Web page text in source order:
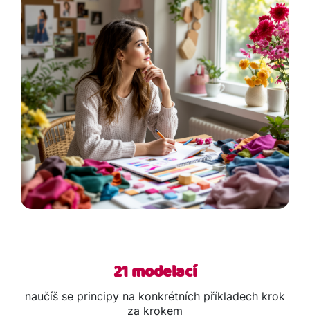
21 modelací
naučíš se principy na konkrétních příkladech krok
za krokem